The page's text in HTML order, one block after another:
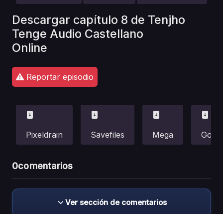
Descargar capítulo 8 de Tenjho
Tenge Audio Castellano
Online
Reportar episodio
Pixeldrain Savefiles Mega Gofile
0comentarios
Ver sección de comentarios